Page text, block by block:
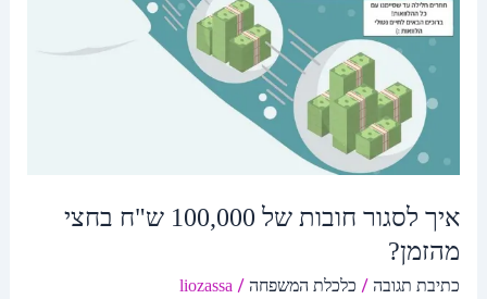
איך לסגור חובות של 100,000 ש"ח בחצי
מהזמן?
כתיבת תגובה / כלכלת המשפחה/
liozassa
מהזמן?